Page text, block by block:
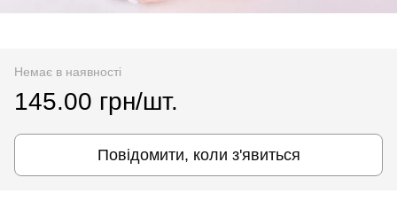
Немає в наявності
145.00 грн/шт.
Повідомити, коли з'явиться